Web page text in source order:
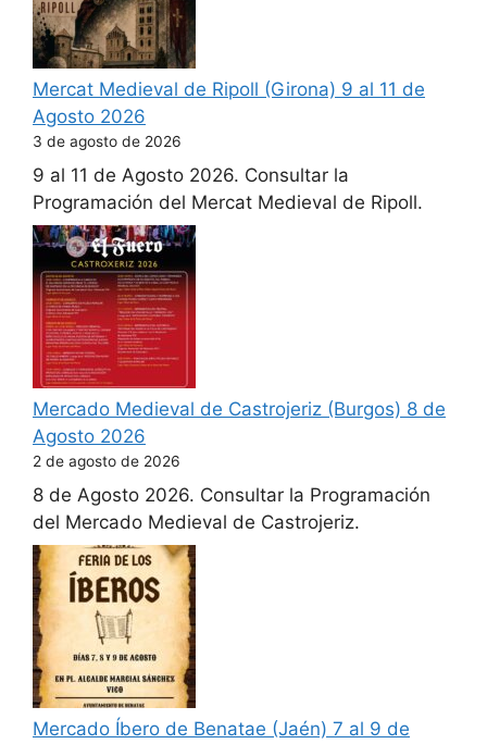
Mercat Medieval de Ripoll (Girona) 9 al 11 de
Agosto 2026
3 de agosto de 2026
9 al 11 de Agosto 2026. Consultar la
Programación del Mercat Medieval de Ripoll.
Mercado Medieval de Castrojeriz (Burgos) 8 de
Agosto 2026
2 de agosto de 2026
8 de Agosto 2026. Consultar la Programación
del Mercado Medieval de Castrojeriz.
Mercado Íbero de Benatae (Jaén) 7 al 9 de